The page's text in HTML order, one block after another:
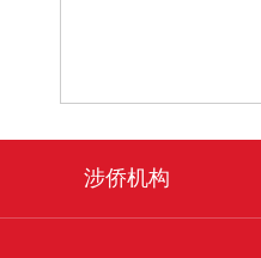
涉侨机构